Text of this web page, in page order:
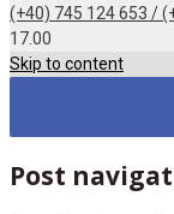
(+40) 745 124 653 /
17.00
Skip to content
Post